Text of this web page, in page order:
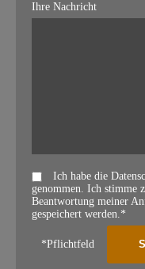
Ihre Nachricht
Ich habe die
genommen. Ich stimme
Beantwortung meiner
gespeichert werden.*
*Pflichtfeld